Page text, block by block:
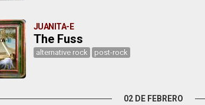
JUANITA-E
The Fuss
alternative rock post-rock
02 DE FEBRERO